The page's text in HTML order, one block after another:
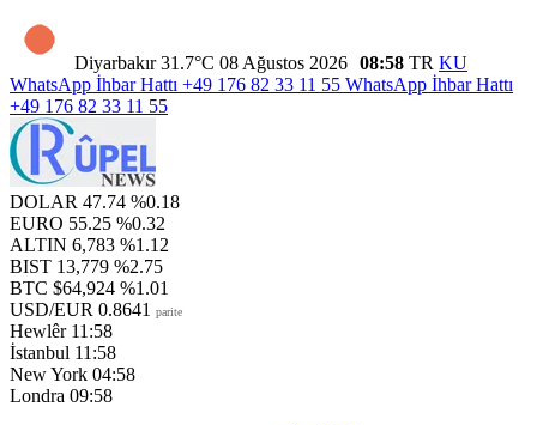
Diyarbakır 31.7°C 08 Ağustos 2026 08:58 TR KU
WhatsApp İhbar Hattı +49 176 82 33 11 55 WhatsApp İhbar Hattı
+49 176 82 33 11 55
DOLAR 47.74 %0.18
EURO 55.25 %0.32
ALTIN 6,783 %1.12
BIST 13,779 %2.75
BTC $64,924 %1.01
USD/EUR 0.8641 parite
Hewlêr 11:58
İstanbul 11:58
New York 04:58
Londra 09:58